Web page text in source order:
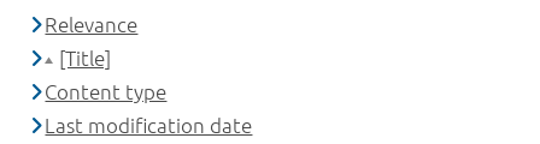
Relevance
[Title]
Content type
Last modification date